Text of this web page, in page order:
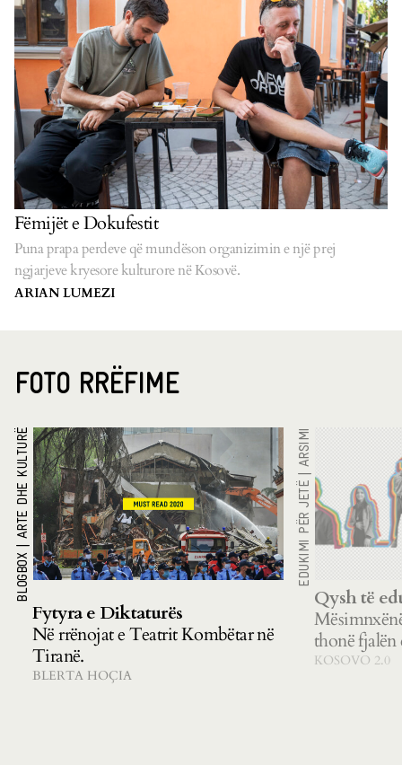
Fëmijët e Dokufestit
Puna prapa perdeve që mundëson organizimin e një prej
ngjarjeve kryesore kulturore në Kosovë.
ARIAN LUMEZI
FOTO RRËFIME
BLOGBOX
|
ARTE DHE KULTURË
Fytyra e Diktaturës
Në rrënojat e Teatrit Kombëtar në
Tiranë.
BLERTA HOÇIA
EDUKIMI PËR JETË
|
ARSIMI
Qysh të
thonë fjalën
KOSOVO 2.0